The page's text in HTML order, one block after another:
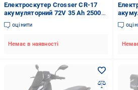
Електроскутер Crosser CR-17
акумуляторний 72V 35 Ah 2500W
Сірий (2104619499)
оцінити
Немає в наявності
Синій